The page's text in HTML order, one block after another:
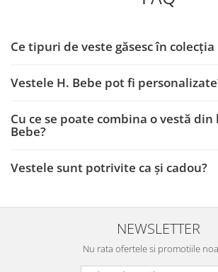
Ce tipuri de veste găsesc în colecția
Vestele H. Bebe pot fi
Cu ce se poate combina o vestă din
Bebe?
Vestele sunt potrivite ca și cadou?
NEWSLETTER
Nu rata ofertele si promotiile